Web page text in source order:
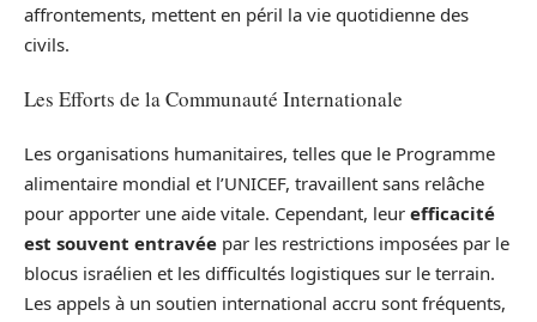
affrontements, mettent en péril la vie quotidienne des
civils.
Les Efforts de la Communauté Internationale
Les organisations humanitaires, telles que le Programme
alimentaire mondial et l’UNICEF, travaillent sans relâche
pour apporter une aide vitale. Cependant, leur efficacité
est souvent entravée par les restrictions imposées par le
blocus israélien et les difficultés logistiques sur le terrain.
Les appels à un soutien international accru sont fréquents,